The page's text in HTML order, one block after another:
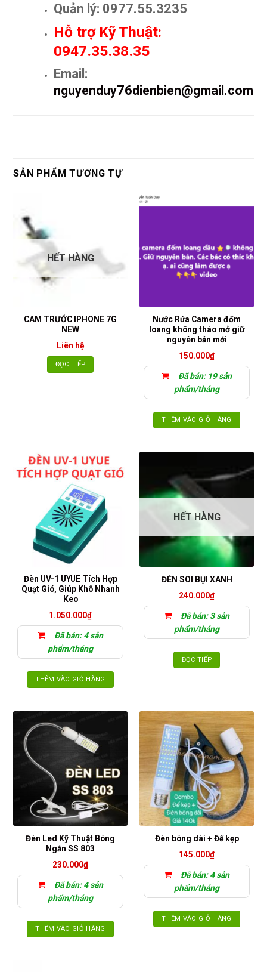
Quản lý: 0977.55.3235
Hỗ trợ Kỹ Thuật:
0947.35.38.35
Email:
nguyenduy76dienbien@gmail.com
SẢN PHẨM TƯƠNG TỰ
HẾT HÀNG
CAM TRƯỚC IPHONE 7G
NEW
Liên hệ
ĐỌC TIẾP
Nước Rửa Camera đốm
loang không tháo mở giữ
nguyên bản mới
150.000₫
Đã bán: 19 sản
phẩm/tháng
THÊM VÀO GIỎ HÀNG
Đèn UV-1 UYUE Tích Hợp
Quạt Gió, Giúp Khô Nhanh
Keo
1.050.000₫
Đã bán: 4 sản
phẩm/tháng
THÊM VÀO GIỎ HÀNG
HẾT HÀNG
ĐÈN SOI BỤI XANH
240.000₫
Đã bán: 3 sản
phẩm/tháng
ĐỌC TIẾP
Đèn Led Kỹ Thuật Bóng
Ngắn SS 803
230.000₫
Đã bán: 4 sản
phẩm/tháng
THÊM VÀO GIỎ HÀNG
Đèn bóng dài + Đế kẹp
145.000₫
Đã bán: 4 sản
phẩm/tháng
THÊM VÀO GIỎ HÀNG